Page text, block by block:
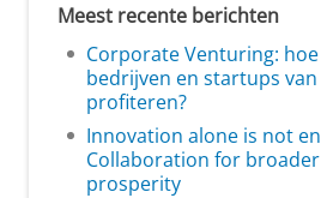
Meest recente berichten
Corporate Venturing:
bedrijven en startups
profiteren?
Innovation alone is not
Collaboration for
prosperity